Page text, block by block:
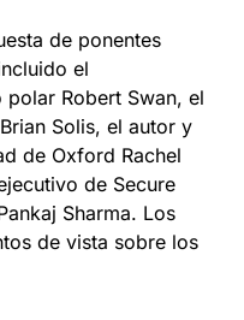
de ponentes
el
Robert Swan, el
Solis, el autor y
de Oxford Rachel
de Secure
Sharma. Los
de vista sobre los